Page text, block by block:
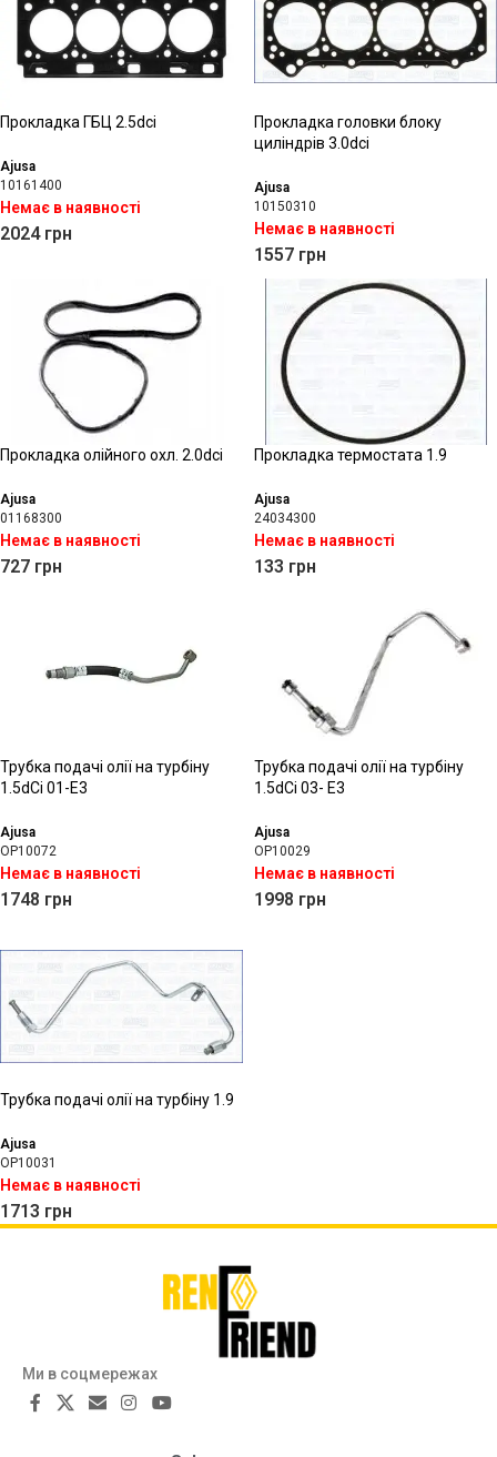
Прокладка ГБЦ 2.5dci
Ajusa
10161400
Немає в наявності
2024 грн
Прокладка головки блоку
циліндрів 3.0dci
Ajusa
10150310
Немає в наявності
1557 грн
Прокладка олійного охл. 2.0dci
Ajusa
01168300
Немає в наявності
727 грн
Прокладка термостата 1.9
Ajusa
24034300
Немає в наявності
133 грн
Трубка подачі олії на турбіну
1.5dCi 01-Е3
Ajusa
OP10072
Немає в наявності
1748 грн
Трубка подачі олії на турбіну
1.5dCi 03- Е3
Ajusa
OP10029
Немає в наявності
1998 грн
Трубка подачі олії на турбіну 1.9
Ajusa
OP10031
Немає в наявності
1713 грн
Ми в соцмережах